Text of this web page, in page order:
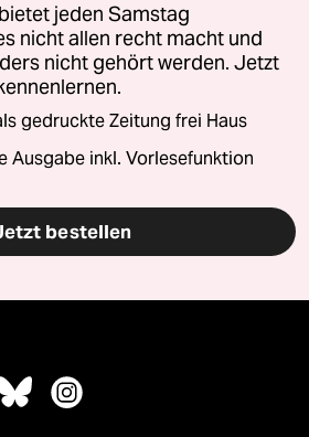
jeden Samstag
nicht allen recht macht und
nicht gehört werden. Jetzt
gedruckte Zeitung frei Haus
Ausgabe inkl. Vorlesefunktion
bestellen